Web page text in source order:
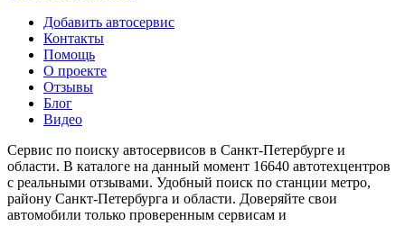
Добавить автосервис
Контакты
Помощь
О проекте
Отзывы
Блог
Видео
Сервис по поиску автосервисов в Санкт-Петербурге и
области. В каталоге на данный момент 16640 автотехцентров
с реальными отзывами. Удобный поиск по станции метро,
району Санкт-Петербурга и области. Доверяйте свои
автомобили только проверенным сервисам и